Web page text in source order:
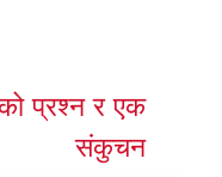
प्रश्न र एक
संकुचन